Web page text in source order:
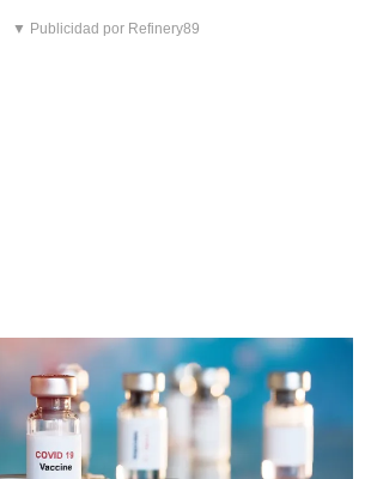
▼ Publicidad por Refinery89